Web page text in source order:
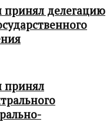
делегацию
принял